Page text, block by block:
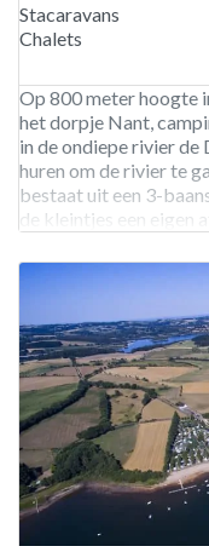
Stacaravans
Chalets
Op 800 meter hoogte
het dorpje Nant,
in de ondiepe rivier de
huren om de rivier te
bestaat uit een 3-
de kleintjes een eigen